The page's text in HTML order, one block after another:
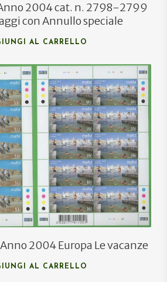
2004 cat. n. 2798-2799
con Annullo speciale
AL CARRELLO
€
20,00
€
12,00
2004 Europa Le vacanze
AL CARRELLO